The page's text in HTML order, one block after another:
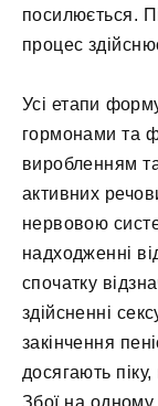
посилюється.
процес
Усі етапи
гормонами та
виробленням
активних
нервовою
надходженні
спочатку
здійсненні
закінчення
досягають
Збої на одному